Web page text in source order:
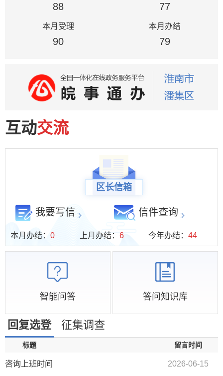
区市场监督管理局
区财政局 区农业农村局
区医疗保障局
88 77
本月受理
90
本月办结
79
互动交流
区长信箱
我要写信 信件查询
本月办结： 0 上月办结： 6 今年办结：44
智能问答 答问知识库
回复选登 征集调查
标题 留言时间
咨询上班时间 2026-06-15